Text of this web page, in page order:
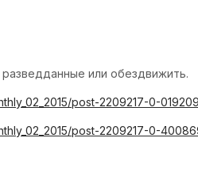
или обездвижить.​​
post-2209217-0-
post-2209217-0-